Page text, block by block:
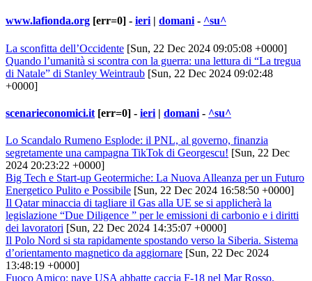
www.lafionda.org [err=0] - ieri | domani - ^su^
La sconfitta dell’Occidente [Sun, 22 Dec 2024 09:05:08 +0000]
Quando l’umanità si scontra con la guerra: una lettura di “La tregua
di Natale” di Stanley Weintraub [Sun, 22 Dec 2024 09:02:48
+0000]
scenarieconomici.it [err=0] - ieri | domani - ^su^
Lo Scandalo Rumeno Esplode: il PNL, al governo, finanzia
segretamente una campagna TikTok di Georgescu! [Sun, 22 Dec
2024 20:23:22 +0000]
Big Tech e Start-up Geotermiche: La Nuova Alleanza per un Futuro
Energetico Pulito e Possibile [Sun, 22 Dec 2024 16:58:50 +0000]
Il Qatar minaccia di tagliare il Gas alla UE se si applicherà la
legislazione “Due Diligence ” per le emissioni di carbonio e i diritti
dei lavoratori [Sun, 22 Dec 2024 14:35:07 +0000]
Il Polo Nord si sta rapidamente spostando verso la Siberia. Sistema
d’orientamento magnetico da aggiornare [Sun, 22 Dec 2024
13:48:19 +0000]
Fuoco Amico: nave USA abbatte caccia F-18 nel Mar Rosso.